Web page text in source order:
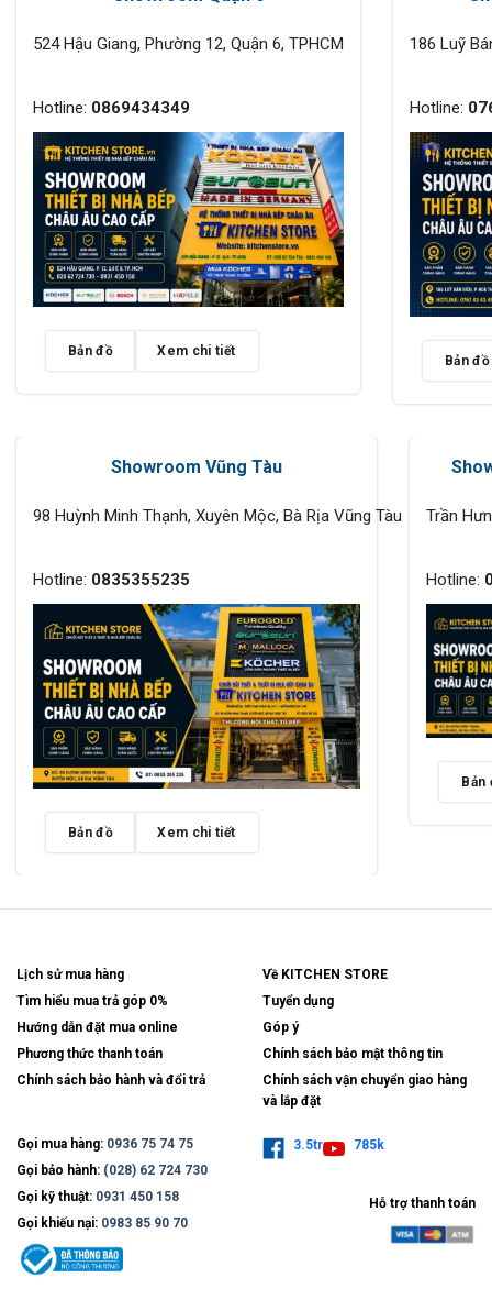
524 Hậu Giang, Phường 12, Quận 6, TPHCM
Hotline: 0869434349
Bản đồ Xem chi tiết
186 Luỹ
Hotline:
Bản đồ
Showroom Vũng Tàu
98 Huỳnh Minh Thạnh, Xuyên Mộc, Bà Rịa Vũng Tàu
Hotline: 0835355235
Bản đồ Xem chi tiết
Trần
Hotline:
Bản
Lịch sử mua hàng
Tìm hiểu mua trả góp 0%
Hướng dẫn đặt mua online
Phương thức thanh toán
Chính sách bảo hành và đổi trả
Về KITCHEN STORE
Tuyển dụng
Góp ý
Chính sách bảo mật thông tin
Chính sách vận chuyển giao hàng
và lắp đặt
Gọi mua hàng: 0936 75 74 75
Gọi bảo hành: (028) 62 724 730
Gọi kỹ thuật: 0931 450 158
Gọi khiếu nại: 0983 85 90 70
3.5tr 785k
Hỗ trợ thanh toán